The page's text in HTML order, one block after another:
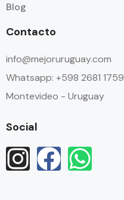
Blog
Contacto
info@mejoruruguay.com
Whatsapp: +598 2681 1759
Montevideo - Uruguay
Social